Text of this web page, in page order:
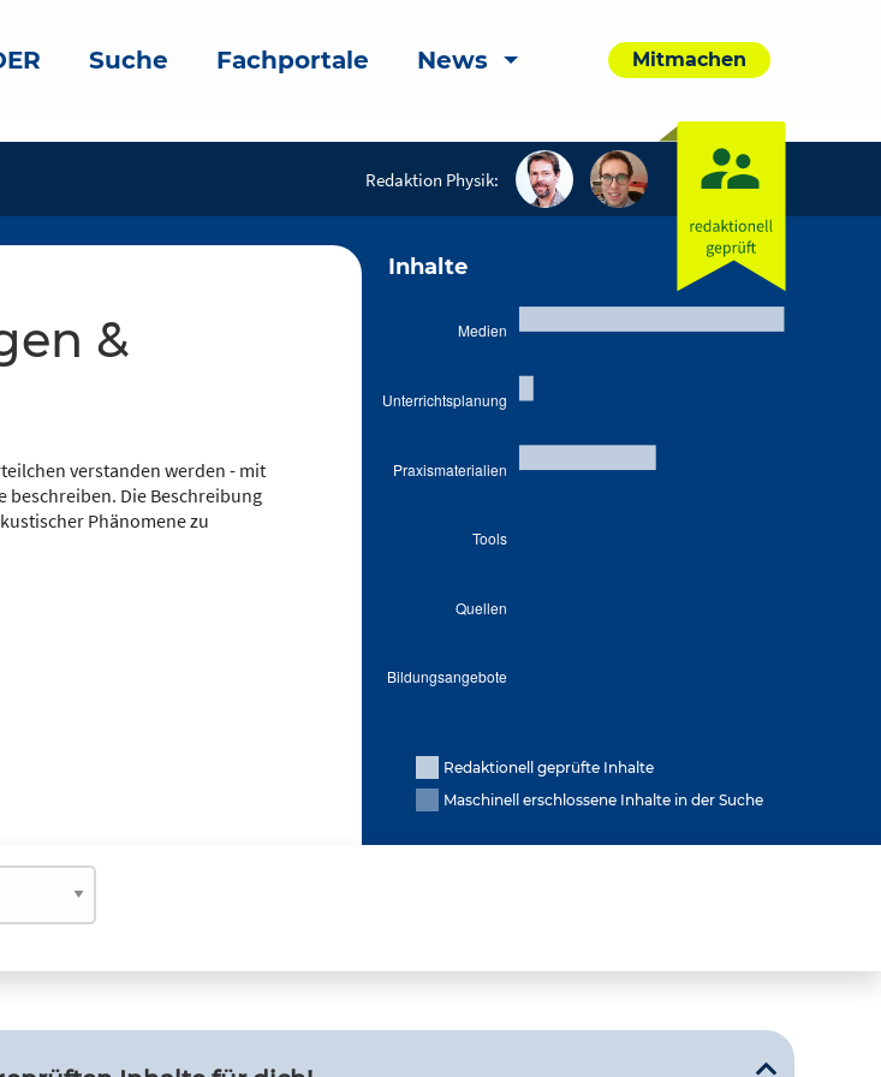
Suche Fachportale News Mitmachen
Redaktion Physik:
verstanden werden - mit
beschreiben. Die Beschreibung
Phänomene zu
Inhalte
Redaktionell geprüfte Inhalte
Maschinell erschlossene Inhalte in der Suche